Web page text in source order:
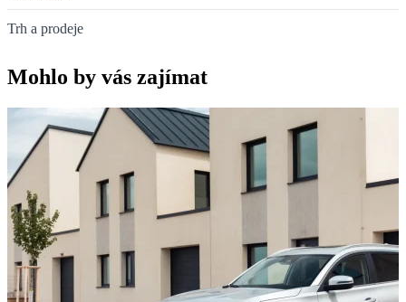
Trh a prodeje
Mohlo by vás zajímat